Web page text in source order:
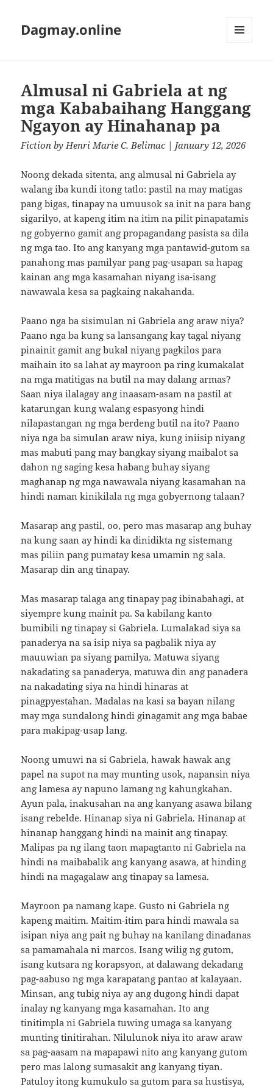
Dagmay.online
Almusal ni Gabriela at ng
mga Kababaihang Hanggang
Ngayon ay Hinahanap pa
Fiction byHenri Marie C. Belimac| January 12, 2026
Noong dekada sitenta, ang almusal ni Gabriela ay
walang iba kundi itong tatlo: pastil na may matigas
pang bigas, tinapay na umuusok sa init na para bang
sigarilyo, at kapeng itim na itim na pilit pinapatamis
ng gobyerno gamit ang propagandang pasista sa dila
ng mga tao. Ito ang kanyang mga pantawid-gutom sa
panahong mas pamilyar pang pag-usapan sa hapag
kainan ang mga kasamahan niyang isa-isang
nawawala kesa sa pagkaing nakahanda.
Paano nga ba sisimulan ni Gabriela ang araw niya?
Paano nga ba kung sa lansangang kay tagal niyang
pinainit gamit ang bukal niyang pagkilos para
maihain ito sa lahat ay mayroon pa ring kumakalat
na mga matitigas na butil na may dalang armas?
Saan niya ilalagay ang inaasam-asam na pastil at
katarungan kung walang espasyong hindi
nilapastangan ng mga berdeng butil na ito? Paano
niya nga ba simulan araw niya, kung iniisip niyang
mas mabuti pang may bangkay siyang maibalot sa
dahon ng saging kesa habang buhay siyang
maghanap ng mga nawawala niyang kasamahan na
hindi naman kinikilala ng mga gobyernong talaan?
Masarap ang pastil, oo, pero mas masarap ang buhay
na kung saan ay hindi ka dinidikta ng sistemang
mas piliin pang pumatay kesa umamin ng sala.
Masarap din ang tinapay.
Mas masarap talaga ang tinapay pag ibinabahagi, at
siyempre kung mainit pa. Sa kabilang kanto
bumibili ng tinapay si Gabriela. Lumalakad siya sa
panaderya na sa isip niya sa pagbalik niya ay
mauuwian pa siyang pamilya. Matuwa siyang
nakadating sa panaderya, matuwa din ang panadera
na nakadating siya na hindi hinaras at
pinagpyestahan. Madalas na kasi sa bayan nilang
may mga sundalong hindi ginagamit ang mga babae
para makipag-usap lang.
Noong umuwi na si Gabriela, hawak hawak ang
papel na supot na may munting usok, napansin niya
ang lamesa ay napuno lamang ng kahungkahan.
Ayun pala, inakusahan na ang kanyang asawa bilang
isang rebelde. Hinanap siya ni Gabriela. Hinanap at
hinanap hanggang hindi na mainit ang tinapay.
Malipas pa ng ilang taon mapagtanto ni Gabriela na
hindi na maibabalik ang kanyang asawa, at hinding
hindi na magagalaw ang tinapay sa lamesa.
Mayroon pa namang kape. Gusto ni Gabriela ng
kapeng maitim. Maitim-itim para hindi mawala sa
isipan niya ang pait ng buhay na kanilang dinadanas
sa pamamahala ni marcos. Isang wilig ng gutom,
isang kutsara ng korapsyon, at dalawang dekadang
pag-aabuso ng mga karapatang pantao at kalayaan.
Minsan, ang tubig niya ay ang dugong hindi dapat
inalay ng kanyang mga kasamahan. Ito ang
tinitimpla ni Gabriela tuwing umaga sa kanyang
munting tinitirahan. Nilulunok niya ito araw araw
sa pag-aasam na mapapawi nito ang kanyang gutom
pero mas lalong sumasakit ang kanyang tiyan.
Patuloy itong kumukulo sa gutom para sa hustisya,